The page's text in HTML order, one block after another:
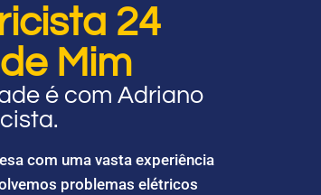
24
Mim
é com Adriano
com uma vasta experiência
problemas elétricos